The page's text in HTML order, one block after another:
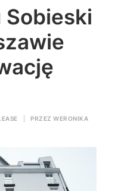
Sobieski
PRZEZ WERONIKA